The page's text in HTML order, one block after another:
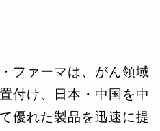
ファーマは、がん領域
付け、日本・中国を中
優れた製品を迅速に提